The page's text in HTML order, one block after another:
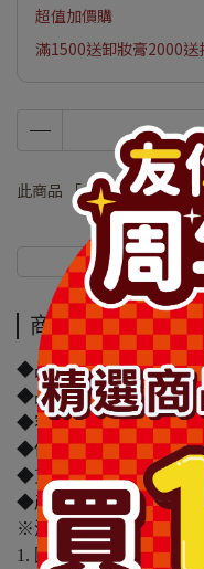
超值加價購
滿1500送卸妝膏2000送
此商品 「 最高 」可以折抵
商品介紹
商品介紹
◆品牌名稱：GUM
◆品名：GUM牙周護理
◆容量/規格：20入
◆保存期限(天)：3650天
◆貨源：公司貨
◆產地：日本
※溫馨提醒：
1. 因電腦螢幕設定及個